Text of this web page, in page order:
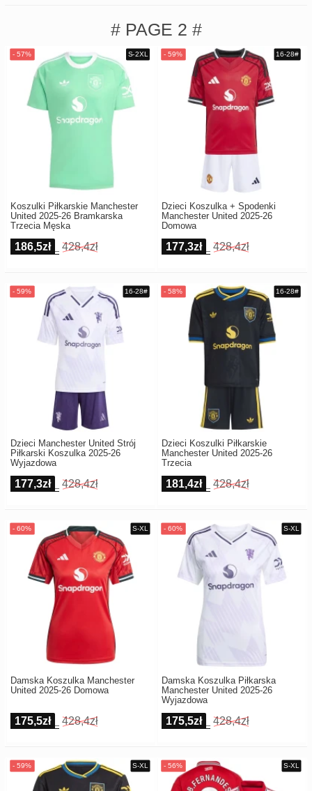
# PAGE 2 #
Koszulki Piłkarskie Manchester
United 2025-26 Bramkarska
Trzecia Męska
186,5zł 428,4zł
Dzieci Koszulka + Spodenki
Manchester United 2025-26
Domowa
177,3zł 428,4zł
Dzieci Manchester United Strój
Piłkarski Koszulka 2025-26
Wyjazdowa
177,3zł 428,4zł
Dzieci Koszulki Piłkarskie
Manchester United 2025-26
Trzecia
181,4zł 428,4zł
Damska Koszulka Manchester
United 2025-26 Domowa
175,5zł 428,4zł
Damska Koszulka Piłkarska
Manchester United 2025-26
Wyjazdowa
175,5zł 428,4zł